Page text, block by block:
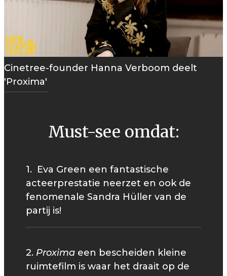
Cinetree-founder Hanna Verboom deelt
'Proxima'
Must-see omdat:
1. Eva Green een fantastische
acteerprestatie neerzet en ook de
fenomenale Sandra Hüller van de
partij is!
2. Proxima een bescheiden kleine
ruimtefilm is waar het draait op de